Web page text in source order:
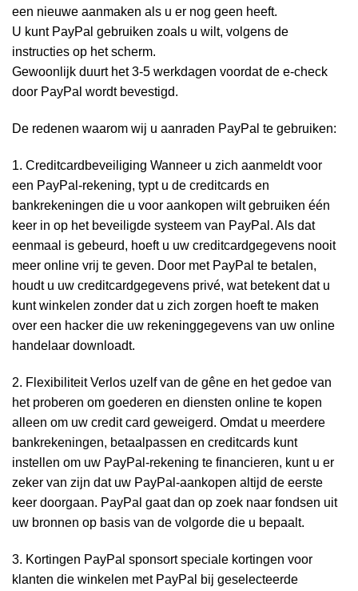
een nieuwe aanmaken als u er nog geen heeft.
U kunt PayPal gebruiken zoals u wilt, volgens de
instructies op het scherm.
Gewoonlijk duurt het 3-5 werkdagen voordat de e-check
door PayPal wordt bevestigd.
De redenen waarom wij u aanraden PayPal te gebruiken:
1. Creditcardbeveiliging Wanneer u zich aanmeldt voor
een PayPal-rekening, typt u de creditcards en
bankrekeningen die u voor aankopen wilt gebruiken één
keer in op het beveiligde systeem van PayPal. Als dat
eenmaal is gebeurd, hoeft u uw creditcardgegevens nooit
meer online vrij te geven. Door met PayPal te betalen,
houdt u uw creditcardgegevens privé, wat betekent dat u
kunt winkelen zonder dat u zich zorgen hoeft te maken
over een hacker die uw rekeninggegevens van uw online
handelaar downloadt.
2. Flexibiliteit Verlos uzelf van de gêne en het gedoe van
het proberen om goederen en diensten online te kopen
alleen om uw credit card geweigerd. Omdat u meerdere
bankrekeningen, betaalpassen en creditcards kunt
instellen om uw PayPal-rekening te financieren, kunt u er
zeker van zijn dat uw PayPal-aankopen altijd de eerste
keer doorgaan. PayPal gaat dan op zoek naar fondsen uit
uw bronnen op basis van de volgorde die u bepaalt.
3. Kortingen PayPal sponsort speciale kortingen voor
klanten die winkelen met PayPal bij geselecteerde